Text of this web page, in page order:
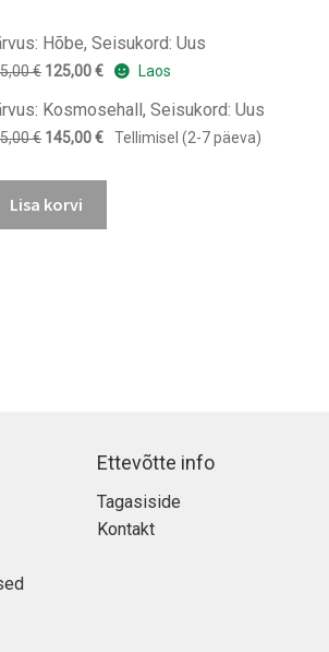
Hõbe, Seisukord: Uus
€ Algne
125,00€Praegune
Laos
Kosmosehall, Seisukord: Uus
€ Algne
145,00€Praegune
Tellimisel (2-7 päeva)
Lisa korvi
Ettevõtte info
Tagasiside
Kontakt